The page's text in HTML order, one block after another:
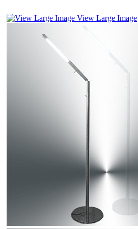
View Large Image